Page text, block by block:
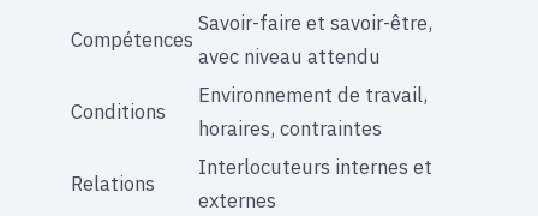
Compétences
Savoir-faire et savoir-être,
avec niveau attendu
Conditions
Environnement de travail,
horaires, contraintes
Relations
Interlocuteurs internes et
externes